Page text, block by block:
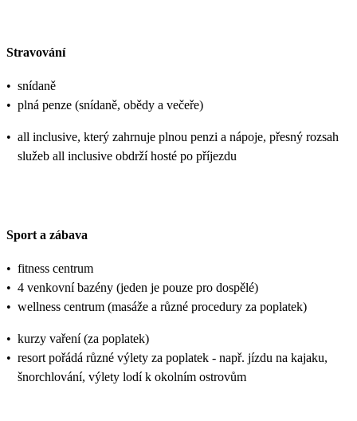
Stravování
• snídaně
• plná penze (snídaně, obědy a večeře)
• all inclusive, který zahrnuje plnou penzi a nápoje, přesný rozsah
služeb all inclusive obdrží hosté po příjezdu
Sport a zábava
• fitness centrum
• 4 venkovní bazény (jeden je pouze pro dospělé)
• wellness centrum (masáže a různé procedury za poplatek)
• kurzy vaření (za poplatek)
• resort pořádá různé výlety za poplatek - např. jízdu na kajaku,
šnorchlování, výlety lodí k okolním ostrovům